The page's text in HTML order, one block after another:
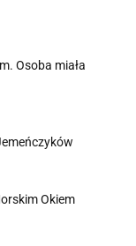
Osoba miała
Okiem